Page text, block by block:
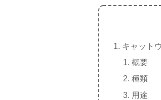
キャット
概要
種類
用途